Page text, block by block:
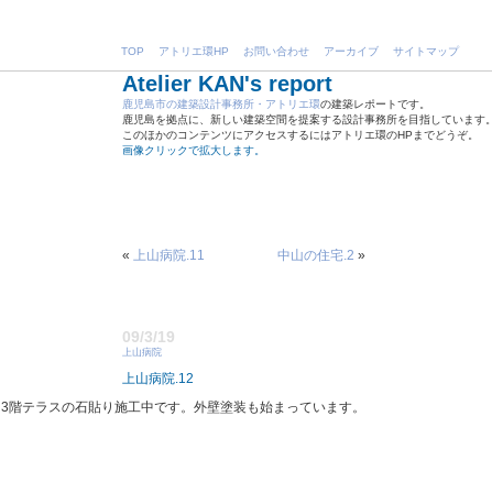
TOP アトリエ環HP お問い合わせ アーカイブ サイトマップ
Atelier KAN's report
鹿児島市の建築設計事務所・アトリエ環の建築レポートです。
鹿児島を拠点に、新しい建築空間を提案する設計事務所を目指しています。
このほかのコンテンツにアクセスするにはアトリエ環のHPまでどうぞ。
画像クリックで拡大します。
« 上山病院.11 中山の住宅.2 »
09/3/19
上山病院
上山病院.12
3階テラスの石貼り施工中です。外壁塗装も始まっています。